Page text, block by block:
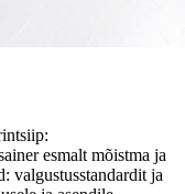
esmalt mõistma ja
valgustusstandardit ja